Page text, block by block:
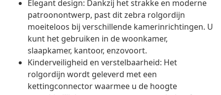
Elegant design: Dankzij het strakke en moderne
patroonontwerp, past dit zebra rolgordijn
moeiteloos bij verschillende kamerinrichtingen. U
kunt het gebruiken in de woonkamer,
slaapkamer, kantoor, enzovoort.
Kinderveiligheid en verstelbaarheid: Het
rolgordijn wordt geleverd met een
kettingconnector waarmee u de hoogte